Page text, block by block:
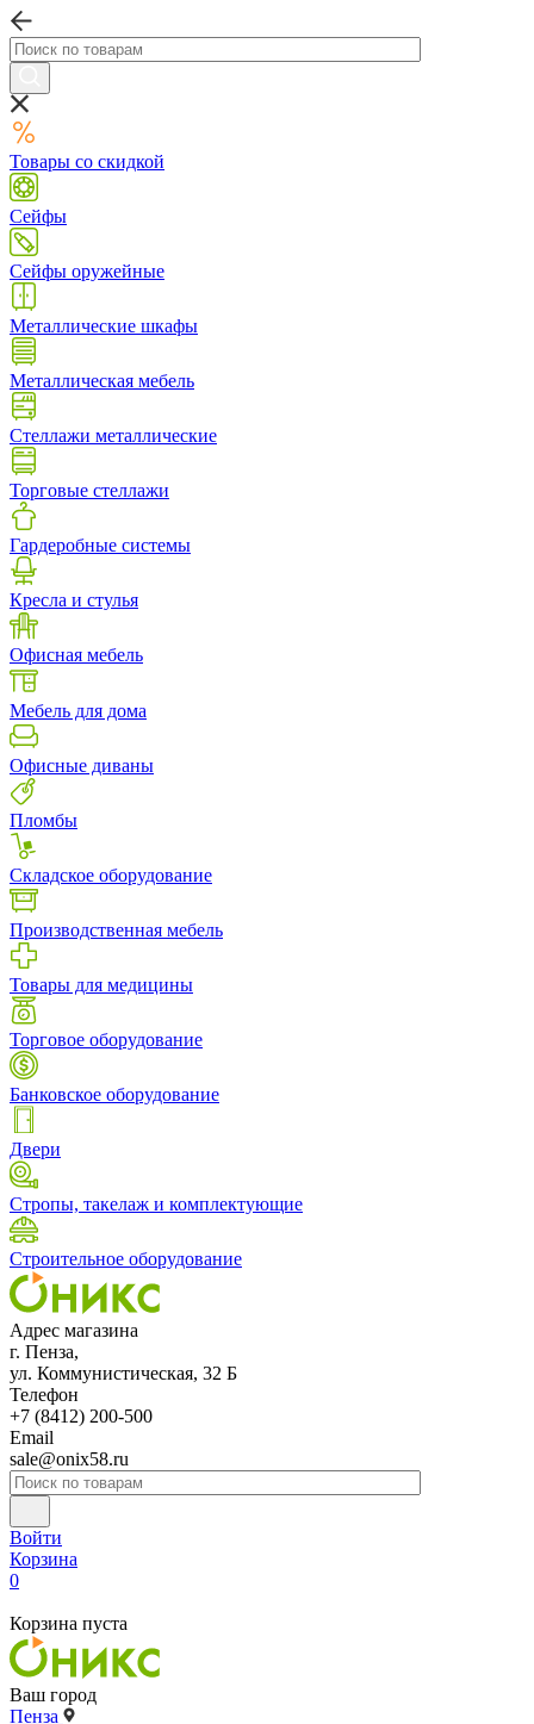
Товары со скидкой
Сейфы
Сейфы оружейные
Металлические шкафы
Металлическая мебель
Стеллажи металлические
Торговые стеллажи
Гардеробные системы
Кресла и стулья
Офисная мебель
Мебель для дома
Офисные диваны
Пломбы
Складское оборудование
Производственная мебель
Товары для медицины
Торговое оборудование
Банковское оборудование
Двери
Стропы, такелаж и комплектующие
Строительное оборудование
Адрес магазина
г. Пенза,
ул. Коммунистическая, 32 Б
Телефон
+7 (8412) 200-500
Email
sale@onix58.ru
Войти
Корзина
0
Корзина пуста
Ваш город
Пенза